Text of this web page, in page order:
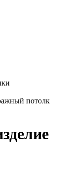
потолк